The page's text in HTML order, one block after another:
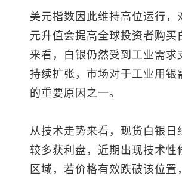
美元指数 因此维持高位运行
元升值会提高全球投资者购
来看，白银仍然受到工业需
持续扩张，市场对于工业用
的重要原因之一。
从技术走势来看， 现货白银 日
较多获利盘，近期出现技术
区域，若价格有效跌破该位